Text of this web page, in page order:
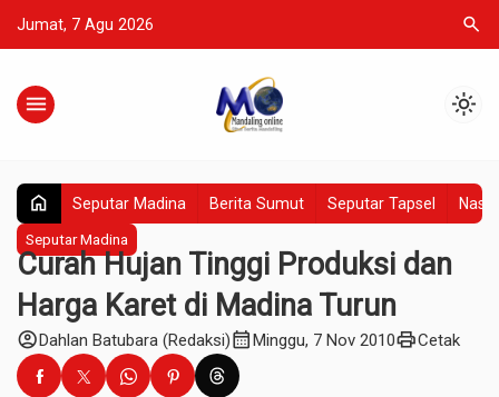
Jumat, 7 Agu 2026 search
menu light_mode
home Seputar Madina Berita Sumut Seputar Tapsel
Seputar Madina
Curah Hujan Tinggi Produksi dan
Harga Karet di Madina Turun
account_circleDahlan Batubara (Redaksi)calendar_monthMinggu, 7 Nov 2010printCetak